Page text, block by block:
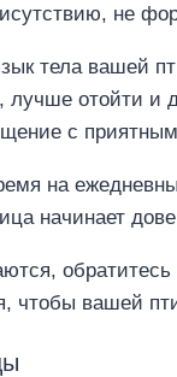
не
тела вашей
лучше отойти и
с
на
начинает
чтобы вашей